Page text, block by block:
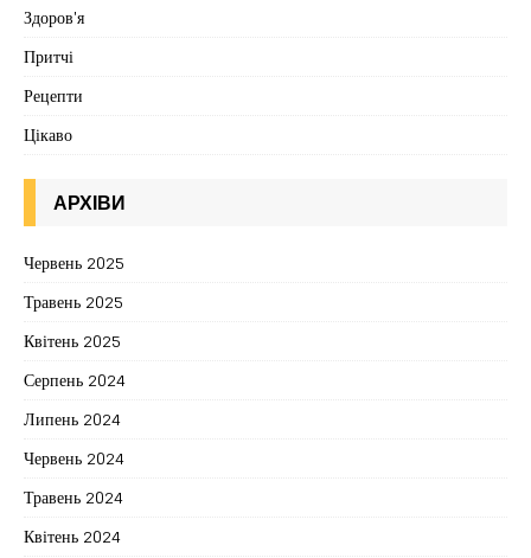
Здоров'я
Притчі
Рецепти
Цікаво
АРХІВИ
Червень 2025
Травень 2025
Квітень 2025
Серпень 2024
Липень 2024
Червень 2024
Травень 2024
Квітень 2024